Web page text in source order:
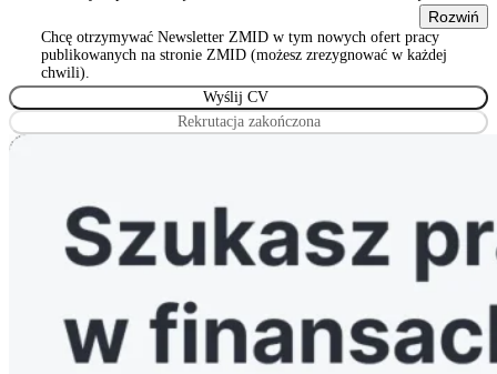
stowarzyszeń, innych organizacji społecznych i zawodowych,
Wyrażam zgodę na przetwarzanie podanych przeze mnie danych
osobowych przez Związek Maklerów i Doradców, z siedzibą w
Warszawie 00-815, ul. Sienna 93/2, wpisanym do rejestru
stowarzyszeń, innych organizacji społecznych i zawodowych
Rozwiń
Chcę otrzymywać Newsletter ZMID w tym nowych ofert pracy
publikowanych na stronie ZMID (możesz zrezygnować w każdej
chwili).
Rekrutacja zakończona